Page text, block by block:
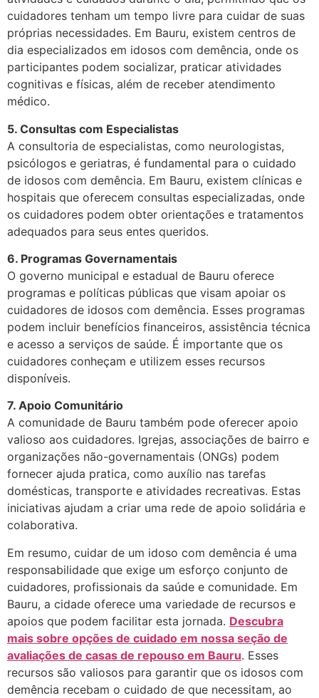
cuidadores tenham um tempo livre para cuidar de suas
próprias necessidades. Em Bauru, existem centros de
dia especializados em idosos com demência, onde os
participantes podem socializar, praticar atividades
cognitivas e físicas, além de receber atendimento
médico.
5. Consultas com Especialistas
A consultoria de especialistas, como neurologistas,
psicólogos e geriatras, é fundamental para o cuidado
de idosos com demência. Em Bauru, existem clínicas e
hospitais que oferecem consultas especializadas, onde
os cuidadores podem obter orientações e tratamentos
adequados para seus entes queridos.
6. Programas Governamentais
O governo municipal e estadual de Bauru oferece
programas e políticas públicas que visam apoiar os
cuidadores de idosos com demência. Esses programas
podem incluir benefícios financeiros, assistência técnica
e acesso a serviços de saúde. É importante que os
cuidadores conheçam e utilizem esses recursos
disponíveis.
7. Apoio Comunitário
A comunidade de Bauru também pode oferecer apoio
valioso aos cuidadores. Igrejas, associações de bairro e
organizações não-governamentais (ONGs) podem
fornecer ajuda pratica, como auxílio nas tarefas
domésticas, transporte e atividades recreativas. Estas
iniciativas ajudam a criar uma rede de apoio solidária e
colaborativa.
Em resumo, cuidar de um idoso com demência é uma
responsabilidade que exige um esforço conjunto de
cuidadores, profissionais da saúde e comunidade. Em
Bauru, a cidade oferece uma variedade de recursos e
apoios que podem facilitar esta jornada. Descubra
mais sobre opções de cuidado em nossa seção de
avaliações de casas de repouso em Bauru. Esses
recursos são valiosos para garantir que os idosos com
demência recebam o cuidado de que necessitam, ao